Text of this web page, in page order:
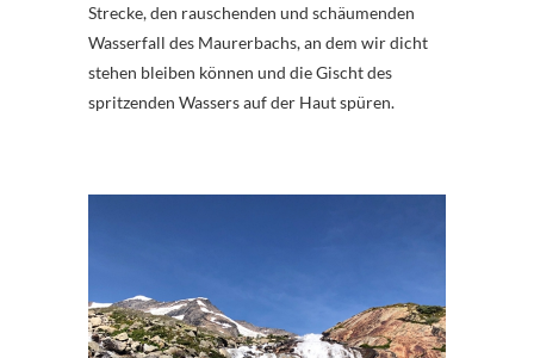
Strecke, den rauschenden und schäumenden
Wasserfall des Maurerbachs, an dem wir dicht
stehen bleiben können und die Gischt des
spritzenden Wassers auf der Haut spüren.